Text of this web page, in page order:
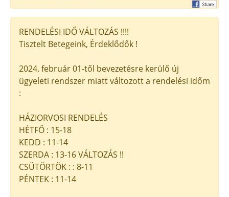
RENDELÉSI IDŐ VÁLTOZÁS !!!!
Tisztelt Betegeink, Érdeklődők !
2024. február 01-től bevezetésre kerülő új
ügyeleti rendszer miatt változott a rendelési időm
:
HÁZIORVOSI RENDELÉS
HÉTFŐ : 15-18
KEDD : 11-14
SZERDA : 13-16 VÁLTOZÁS !!
CSÜTÖRTÖK : : 8-11
PÉNTEK : 11-14